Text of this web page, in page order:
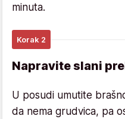
minuta.
Korak 2
Napravite slani
U posudi umutite
da nema grudvica, pa